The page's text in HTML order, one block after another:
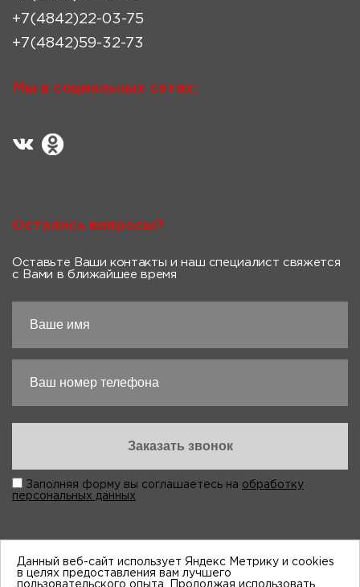
+7(4842)22-03-75
+7(4842)59-32-73
Мы в социальных сетях:
Остались вопросы?
Оставьте Ваши контакты и наш специалист свяжется
с Вами в ближайшее время
Заполняя форму вы соглашаетесь на обработку
персональных данных
Данный веб-сайт использует Яндекс Метрику и cookies
в целях предоставления вам лучшего
пользовательского опыта. Продолжая использовать